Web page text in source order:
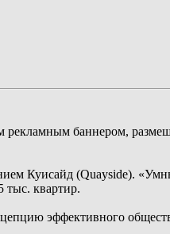
рекламным баннером,
Куисайд (Quayside).
тыс. квартир.
эффективного